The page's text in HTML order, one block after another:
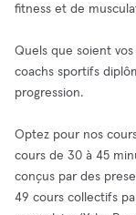
fitness et de
Quels que soient
coachs sportifs
progression.
Optez pour nos
cours de 30 à 45
conçus par des
49 cours collectifs